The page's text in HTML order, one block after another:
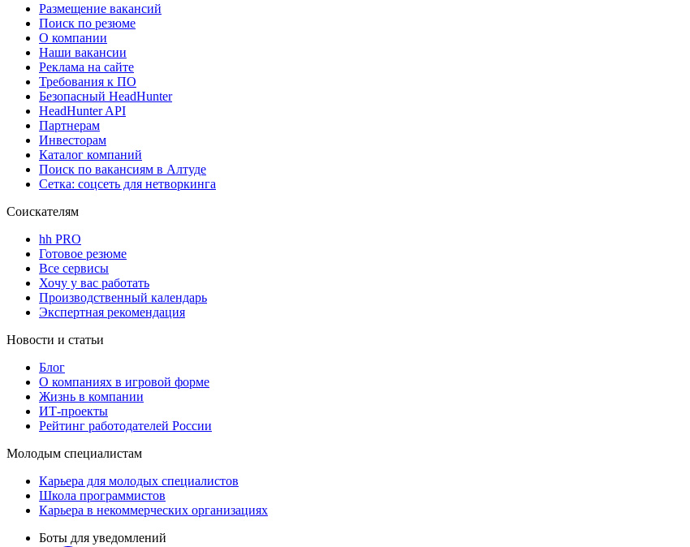
Размещение вакансий
Поиск по резюме
О компании
Наши вакансии
Реклама на сайте
Требования к ПО
Безопасный HeadHunter
HeadHunter API
Партнерам
Инвесторам
Каталог компаний
Поиск по вакансиям в Алтуде
Сетка: соцсеть для нетворкинга
Соискателям
hh PRO
Готовое резюме
Все сервисы
Хочу у вас работать
Производственный календарь
Экспертная рекомендация
Новости и статьи
Блог
О компаниях в игровой форме
Жизнь в компании
ИТ-проекты
Рейтинг работодателей России
Молодым специалистам
Карьера для молодых специалистов
Школа программистов
Карьера в некоммерческих организациях
Боты для уведомлений